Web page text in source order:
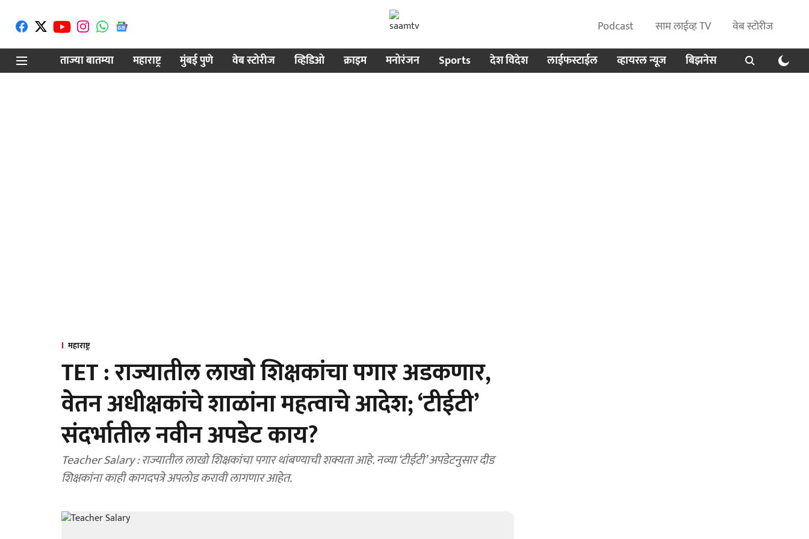
Podcast साम लाईव्ह TV
वेब स्टोरीज
ताज्या बातम्या
महाराष्ट्र मुंबई पुणे वेब स्टोरीज व्हिडिओ क्राइम मनोरंजन Sports देश विदेश लाईफस्टाईल व्हायरल न्यूज बिझनेस
महाराष्ट्र
TET : राज्यातील लाखो शिक्षकांचा पगार अडकणार,
वेतन अधीक्षकांचे शाळांना महत्वाचे आदेश; ‘टीईटी’
संदर्भातील नवीन अपडेट काय?
Teacher Salary : राज्यातील लाखो शिक्षकांचा पगार थांबण्याची शक्यता आहे. नव्या ‘टीईटी’ अपडेटनुसार दीड
शिक्षकांना काही कागदपत्रे अपलोड करावी लागणार आहेत.